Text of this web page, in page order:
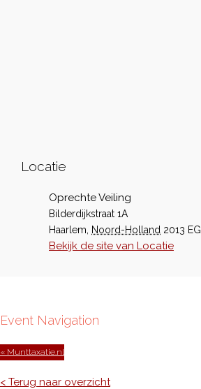
Locatie
Oprechte Veiling
Bilderdijkstraat 1A
Haarlem
Noord-Holland 2013 EG
Bekijk de site van Locatie
Event Navigation
« Munttaxatie.nl
< Terug naar overzicht